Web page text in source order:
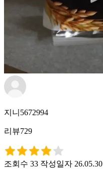
지니5672994
리뷰729
조회수 33 작성일자 26.05.30